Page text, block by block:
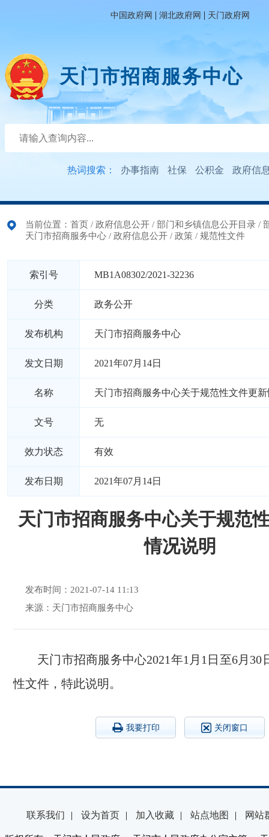
中国政府网 | 湖北政府网 | 天门政府网
天门市招商服务中心
热词搜索： 办事指南 社保 公积金 政府信
当前位置： 首页 / 政府信息公开 / 部门和乡镇信息公开目录 /
天门市招商服务中心 / 政府信息公开 / 政策 / 规范性文件
索引号 MB1A08302/2021-32236
分类 政务公开
发布机构 ​天门市招商服务中心
发文日期 2021年07月14日
名称 天门市招商服务中心关于规范性文件更
文号 无
效力状态 有效
发布日期 2021年07月14日
天门市招商服务中心关于规范
情况说明
发布时间：2021-07-14 11:13
来源：​天门市招商服务中心
天门市招商服务中心2021年1月1日至6月30
性文件， 特此说明。
我要打印 关闭窗口
联系我们 | 设为首页 | 加入收藏 | 站点地图 | 网站